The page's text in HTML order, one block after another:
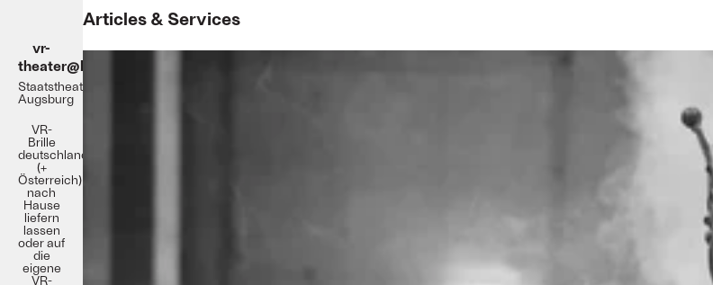
vr-
theater@home
Staatstheater
Augsburg
VR-
Brille
deutschlandweit
(+
Österreich)
nach
Hause
liefern
lassen
oder auf
die
eigene
VR-
Articles & Services